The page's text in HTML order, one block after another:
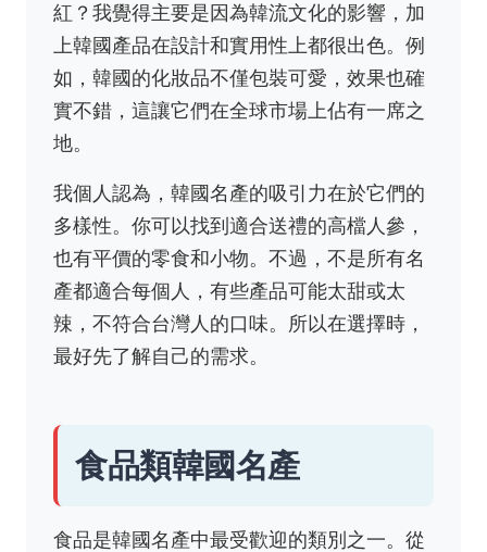
紅？我覺得主要是因為韓流文化的影響，加
上韓國產品在設計和實用性上都很出色。例
如，韓國的化妝品不僅包裝可愛，效果也確
實不錯，這讓它們在全球市場上佔有一席之
地。
我個人認為，韓國名產的吸引力在於它們的
多樣性。你可以找到適合送禮的高檔人參，
也有平價的零食和小物。不過，不是所有名
產都適合每個人，有些產品可能太甜或太
辣，不符合台灣人的口味。所以在選擇時，
最好先了解自己的需求。
食品類韓國名產
食品是韓國名產中最受歡迎的類別之一。從